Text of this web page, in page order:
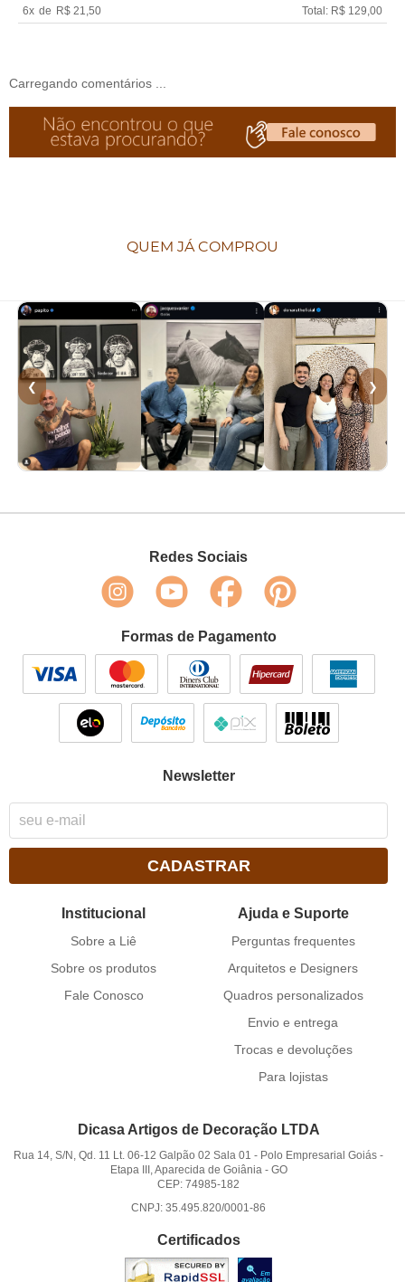
6x de R$ 21,50 Total: R$ 129,00
Carregando comentários ...
QUEM JÁ COMPROU
❮ ❯
Redes Sociais
Formas de Pagamento
Newsletter
CADASTRAR
Institucional
Sobre a Liê
Sobre os produtos
Fale Conosco
Ajuda e Suporte
Perguntas frequentes
Arquitetos e Designers
Quadros personalizados
Envio e entrega
Trocas e devoluções
Para lojistas
Dicasa Artigos de Decoração LTDA
Rua 14, S/N, Qd. 11 Lt. 06-12 Galpão 02 Sala 01 - Polo Empresarial Goiás -
Etapa III, Aparecida de Goiânia- GO
CEP: 74985-182
CNPJ: 35.495.820/0001-86
Certificados